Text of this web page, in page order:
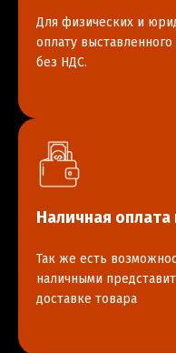
Для физических и
оплату
без НДС.
Наличная
Так же есть
наличными
доставке товара